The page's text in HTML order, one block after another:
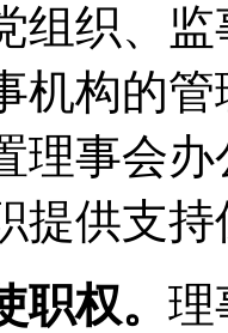
组织、
机构的
理事会
提供支持
职权。 理